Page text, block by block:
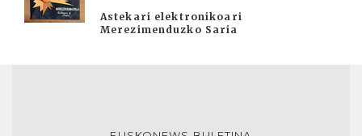
Astekari elektronikoari
Merezimenduzko Saria